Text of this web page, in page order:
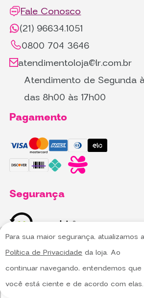
Utilizamos cookies para oferecer
experiência, melhorar o desempenho,
como você interage em nosso site e
personalizar conteúdo.
Saiba mais
Utilizamos cookies para oferecer
experiência, melhorar o desempenho,
como você interage em nosso site e
personalizar conteúdo.
Saiba mais
Para sua maior segurança, atualizamos a
Política de Privacidadeda loja. Ao
continuar navegando, entendemos que
você está ciente e de acordo com elas.
Fale Conosco
(21) 96634.1051
0800 704 3646
atendimentoloja@lr.com.br
Atendimento de Segunda
das 8h00 às 17h00
Pagamento
Segurança